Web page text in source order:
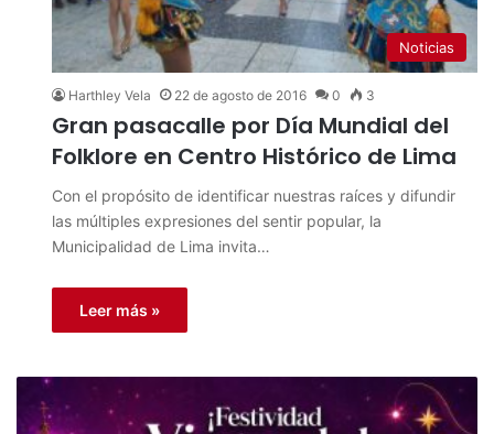
Noticias
Harthley Vela 22 de agosto de 2016 0 3
Gran pasacalle por Día Mundial del
Folklore en Centro Histórico de Lima
Con el propósito de identificar nuestras raíces y difundir
las múltiples expresiones del sentir popular, la
Municipalidad de Lima invita…
Leer más »